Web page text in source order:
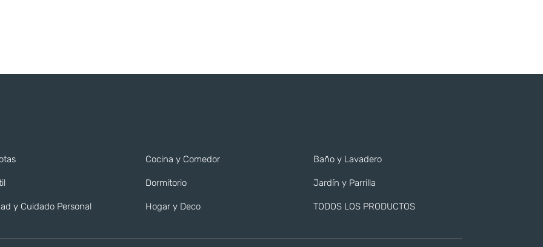
y Cuidado Personal
Cocina y Comedor
Dormitorio
Hogar y Deco
Baño y Lavadero
Jardín y Parrilla
TODOS LOS PRODUCTOS